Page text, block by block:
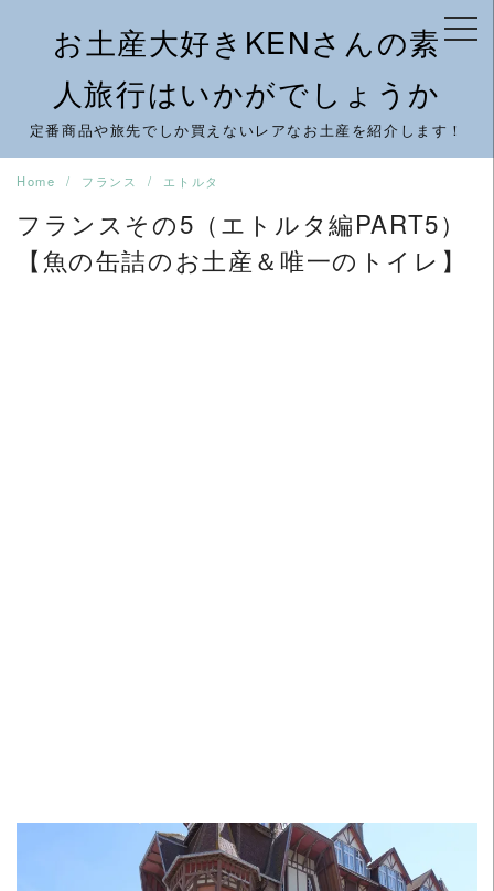
content
お土産大好きKENさんの素
人旅行はいかがでしょうか
定番商品や旅先でしか買えないレアなお土産を紹介します！
Home フランス エトルタ
フランスその5（エトルタ編PART5）
【魚の缶詰のお土産＆唯一のトイレ】